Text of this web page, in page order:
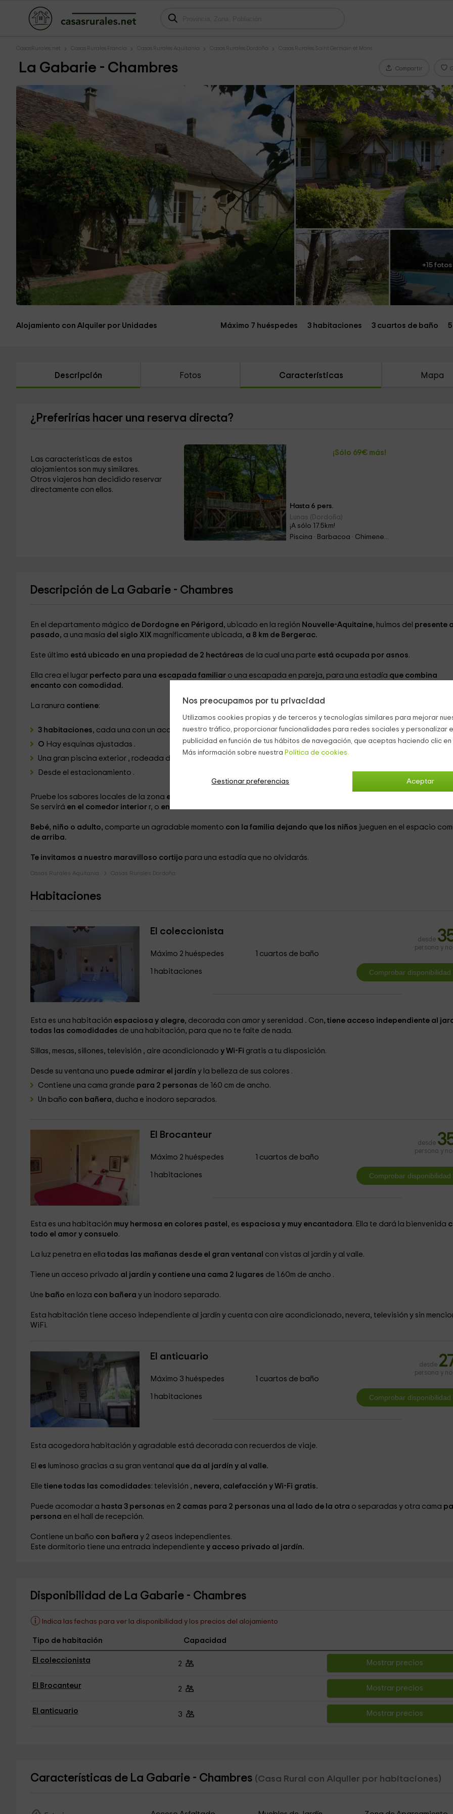
Nos preocupamos por tu privacidad
Utilizamos cookies propias y de terceros y tecnologías similares para mejorar
nuestro tráfico, proporcionar funcionalidades para redes sociales y personalizar
publicidad en función de tus hábitos de navegación, que aceptas haciendo clic
Más información sobre nuestra Política de cookies.
Aceptar
Gestionar preferencias
CasasRurales.net Casas Rurales Francia Casas Rurales Aquitania Casas Rurales Dordoña Casas Rurales Saint Germain et Mons
La Gabarie - Chambres Compartir
+15 fotos
Alojamiento con Alquiler por Unidades Máximo 7 huéspedes 3 habitaciones 3 cuartos de baño
Descripción Fotos Características Mapa
¿Preferirías hacer una reserva directa?
Las características de estos
alojamientos son muy similares.
Otros viajeros han decidido reservar
directamente con ellos.
¡Sólo 69€ más!
Hasta 6 pers.
Lunas (Dordoña)
¡A sólo 17.5km!
Piscina · Barbacoa · Chimenea · Jacuzzi
Descripción de La Gabarie - Chambres
En el departamento mágico de Dordogne en Périgord, ubicado en la región Nouvelle-Aquitaine, huimos del presente
pasado, a una masía del siglo XIX magníficamente ubicada, a 8 km de Bergerac.
Este último está ubicado en una propiedad de 2 hectáreas de la cual una parte está ocupada por asnos.
Ella crea el lugar perfecto para una escapada familiar o una escapada en pareja, para una estadía que combina
encanto con comodidad.
La ranura contiene:
3 habitaciones, cada una con un acceso independientet al jardín arbolado grande.
O Hay esquinas ajustadas .
Una gran piscina exterior , rodeada de árboles y tumbonas
Desde el estacionamiento .
Pruebe los sabores locales de la zona en el desayuno
Se servirá en el comedor interior r, o en la terraza cubierta al aire libre.
Bebé, niño o adulto, comparte un agradable momento con la familia dejando que los niños jueguen en el espacio
de arriba.
Te invitamos a nuestro maravilloso cortijo para una estadía que no olvidarás.
Casas Rurales Aquitania Casas Rurales Dordoña
Habitaciones
El coleccionista
Máximo 2 huéspedes
1 habitaciones
1 cuartos de baño
desde
persona y
Esta es una habitación espaciosa y alegre, decorada con amor y serenidad . Con, tiene acceso independiente al
todas las comodidades de una habitación, para que no te falte de nada.
Sillas, mesas, sillones, televisión , aire acondicionado y Wi-Fi gratis a tu disposición.
Desde su ventana uno puede admirar el jardín y la belleza de sus colores .
Contiene una cama grande para 2 personas de 160 cm de ancho.
Un baño con bañera, ducha e inodoro separados.
El Brocanteur
Máximo 2 huéspedes
1 habitaciones
1 cuartos de baño
desde
persona y
Esta es una habitación muy hermosa en colores pastel , es espaciosa y muy encantadora. Ella te dará la bienvenida
todo el amor y consuelo.
La luz penetra en ella todas las mañanas desde el gran ventanal con vistas al jardín y al valle.
Tiene un acceso privado al jardín y contiene una cama 2 lugares de 1.60m de ancho .
Une baño en loza con bañera y un inodoro separado.
Esta habitación tiene acceso independiente al jardín y cuenta con aire acondicionado, nevera, televisión y sin
WiFi.
El anticuario
Máximo 3 huéspedes
1 habitaciones
1 cuartos de baño
desde
persona y
Esta acogedora habitación y agradable está decorada con recuerdos de viaje.
El es luminoso gracias a su gran ventanal que da al jardín y al valle.
Elle tiene todas las comodidades: televisión , nevera, calefacción y Wi-Fi gratis.
Puede acomodar a hasta 3 personas en 2 camas para 2 personas una al lado de la otra o separadas y otra cama
persona en el hall de recepción.
Contiene un baño con bañera y 2 aseos independientes.
Este dormitorio tiene una entrada independiente y acceso privado al jardín.
Disponibilidad de La Gabarie - Chambres
Indica las fechas para ver la disponibilidad y los precios del alojamiento
Tipo de habitación Capacidad
El coleccionista 2 Mostrar precios
El Brocanteur 2 Mostrar precios
El anticuario 3 Mostrar precios
Características de La Gabarie - Chambres (Casa Rural con Alquiler por habitaciones)